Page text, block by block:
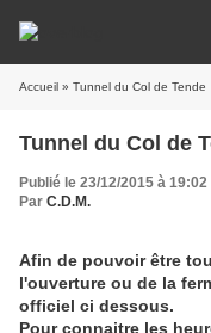
Accueil » Tunnel du Col de Tende
Tunnel du Col de
Publié le 23/12/2015 à 19:02
Par C.D.M.
Afin de pouvoir être
l'ouverture ou de la
officiel ci dessous.
Pour connaitre les